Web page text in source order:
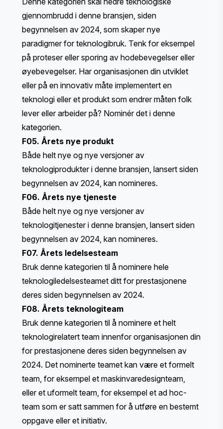
gjennombrudd i denne bransjen, siden
begynnelsen av 2024, som skaper nye
paradigmer for teknologibruk. Tenk for eksempel
på proteser eller sporing av hodebevegelser eller
øyebevegelser. Har organisasjonen din utviklet
eller på en innovativ måte implementert en
teknologi eller et produkt som endrer måten folk
lever eller arbeider på? Nominér det i denne
kategorien.
F05. Årets nye produkt
Både helt nye og nye versjoner av
teknologiprodukter i denne bransjen, lansert siden
begynnelsen av 2024, kan nomineres.
F06. Årets nye tjeneste
Både helt nye og nye versjoner av
teknologitjenester i denne bransjen, lansert siden
begynnelsen av 2024, kan nomineres.
F07. Årets ledelsesteam
Bruk denne kategorien til å nominere hele
teknologiledelsesteamet ditt for prestasjonene
deres siden begynnelsen av 2024.
F08. Årets teknologiteam
Bruk denne kategorien til å nominere et helt
teknologirelatert team innenfor organisasjonen din
for prestasjonene deres siden begynnelsen av
2024. Det nominerte teamet kan være et formelt
team, for eksempel et maskinvaredesignteam,
eller et uformelt team, for eksempel et ad hoc-
team som er satt sammen for å utføre en bestemt
oppgave eller et initiativ.